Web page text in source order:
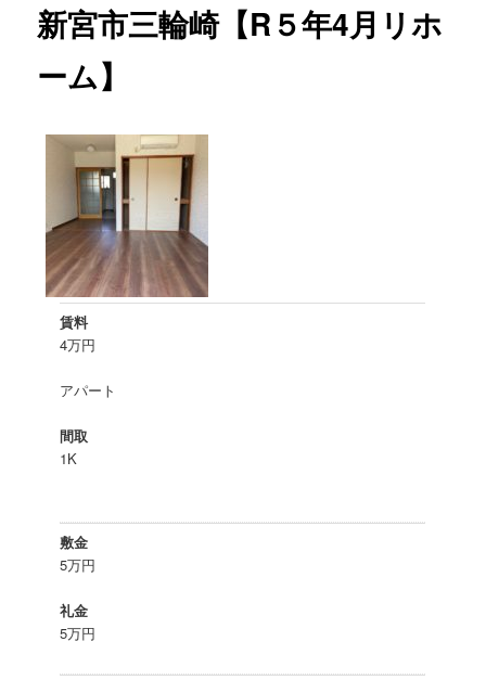
ン
移
動
新宮市三輪崎【R５年4月リホ
ーム】
賃料
4万円
アパート
間取
1K
敷金
5万円
礼金
5万円